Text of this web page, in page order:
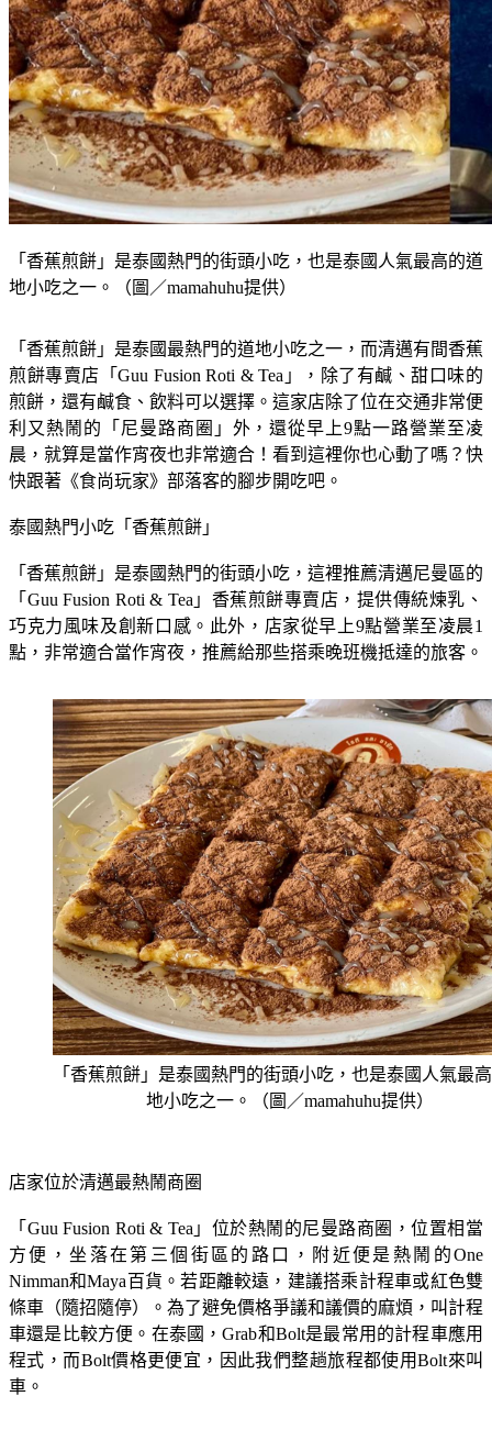
「香蕉煎餅」是泰國熱門的街頭小吃，也是泰國人氣最高的道
地小吃之一。（圖／mamahuhu提供）
「香蕉煎餅」是泰國最熱門的道地小吃之一，而清邁有間香蕉
煎餅專賣店「Guu Fusion Roti & Tea」，除了有鹹、甜口味的
煎餅，還有鹹食、飲料可以選擇。這家店除了位在交通非常便
利又熱鬧的「尼曼路商圈」外，還從早上9點一路營業至凌
晨，就算是當作宵夜也非常適合！看到這裡你也心動了嗎？快
快跟著《食尚玩家》部落客的腳步開吃吧。
泰國熱門小吃「香蕉煎餅」
「香蕉煎餅」是泰國熱門的街頭小吃，這裡推薦清邁尼曼區的
「Guu Fusion Roti & Tea」香蕉煎餅專賣店，提供傳統煉乳、
巧克力風味及創新口感。此外，店家從早上9點營業至凌晨1
點，非常適合當作宵夜，推薦給那些搭乘晚班機抵達的旅客。
「香蕉煎餅」是泰國熱門的街頭小吃，也是泰國人氣最
地小吃之一。（圖／mamahuhu提供）
店家位於清邁最熱鬧商圈
「Guu Fusion Roti & Tea」位於熱鬧的尼曼路商圈，位置相當
方便，坐落在第三個街區的路口，附近便是熱鬧的One
Nimman和Maya百貨。若距離較遠，建議搭乘計程車或紅色雙
條車（隨招隨停）。為了避免價格爭議和議價的麻煩，叫計程
車還是比較方便。在泰國，Grab和Bolt是最常用的計程車應用
程式，而Bolt價格更便宜，因此我們整趟旅程都使用Bolt來叫
車。